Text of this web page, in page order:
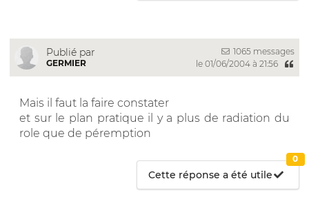
Publié par
GERMIER
1065 messages
le 01/06/2004 à 21:56
Mais il faut la faire constater
et sur le plan pratique il y a plus de radiation du
role que de péremption
Cette réponse a été utile
0